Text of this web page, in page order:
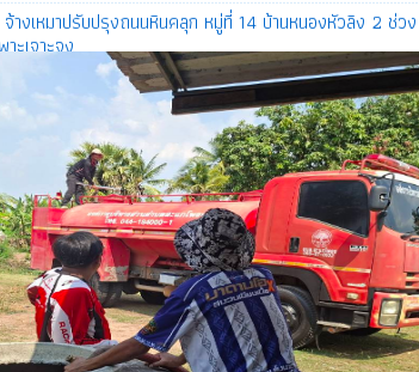
างเหมาปรับปรุงถนนหินคลุก หมู่ที่ 13 บ้านหนองโคลน 2 ช่ววง
ะเจาะจง
างเหมาปรับปรุงถนนหินคลุก หมู่ที่ 11 บ้าน หนองเกียบ 3 ช่วง
.บุรีรัมย์ จำนวน 1 โครงการ โดยวิธีเฉพาะเจาะจง
ข้อมูลการสร้างความรู้ความเข้าใจเพื่อป้องกันการหลอกลวง
กง"
วมโครงการบริจาคโลหิต “Plus 1 เพิ่มจำนวนครั้ง เพิ่มโลหิต
More Blood More Lives) “ ประจำปี 2569